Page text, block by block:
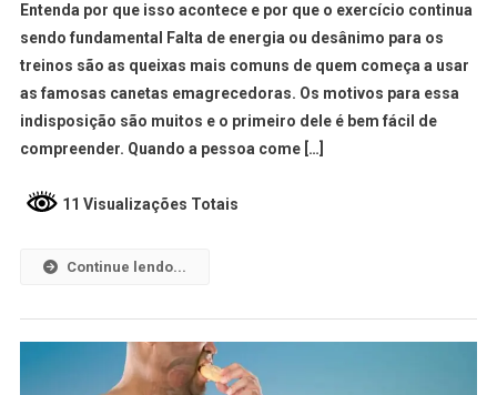
Entenda por que isso acontece e por que o exercício continua
sendo fundamental Falta de energia ou desânimo para os
treinos são as queixas mais comuns de quem começa a usar
as famosas canetas emagrecedoras. Os motivos para essa
indisposição são muitos e o primeiro dele é bem fácil de
compreender. Quando a pessoa come […]
11 Visualizações Totais
Continue lendo...